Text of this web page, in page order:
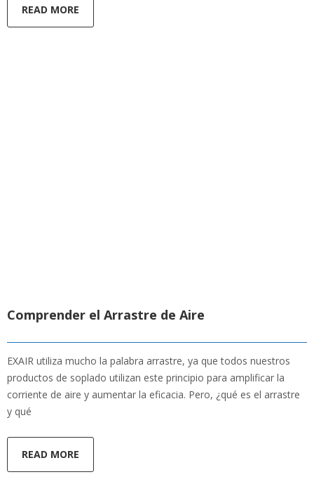
READ MORE
Comprender el Arrastre de Aire
EXAIR utiliza mucho la palabra arrastre, ya que todos nuestros
productos de soplado utilizan este principio para amplificar la
corriente de aire y aumentar la eficacia. Pero, ¿qué es el arrastre
y qué
READ MORE